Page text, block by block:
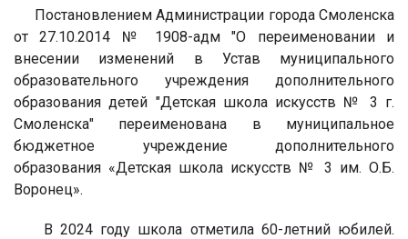
Постановлением Администрации города Смоленска
от 27.10.2014 № 1908-адм "О переименовании и
внесении изменений в Устав муниципального
образовательного учреждения дополнительного
образования детей "Детская школа искусств № 3 г.
Смоленска" переименована в муниципальное
бюджетное учреждение дополнительного
образования «Детская школа искусств № 3 им. О.Б.
Воронец».
В 2024 году школа отметила 60-летний юбилей.